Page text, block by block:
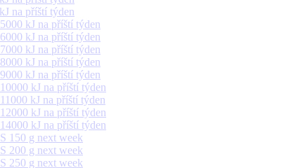
na příští týden
kJ na příští týden
kJ na příští týden
kJ na příští týden
kJ na příští týden
kJ na příští týden
kJ na příští týden
kJ na příští týden
kJ na příští týden
kJ na příští týden
150 g next week
200 g next week
250 g next week